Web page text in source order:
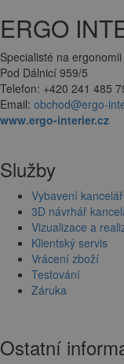
ERGO
Specialisté na ergonomii
Pod Dálnicí 959/5
Telefon: +420 241 485
Email: obchod@ergo-
www.ergo-interier.cz
Služby
Vybavení
3D návrhář
Vizualizace a
Klientský servis
Vrácení zboží
Testování
Záruka
Ostatní